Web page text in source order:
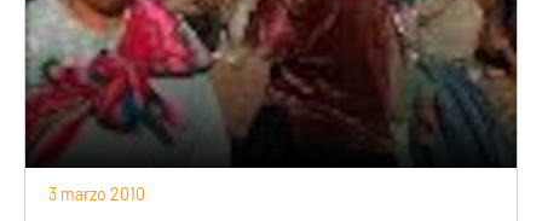
3 marzo 2010